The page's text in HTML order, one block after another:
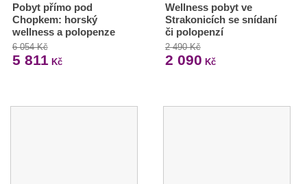
Pobyt přímo pod
Chopkem: horský
wellness a polopenze
6 054 Kč
5 811 Kč
Wellness pobyt ve
Strakonicích se snídaní
či polopenzí
2 490 Kč
2 090 Kč